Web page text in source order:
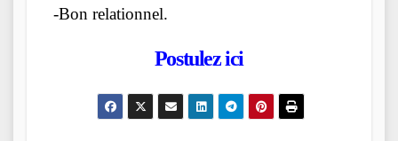
-Bon relationnel.
Postulez ici